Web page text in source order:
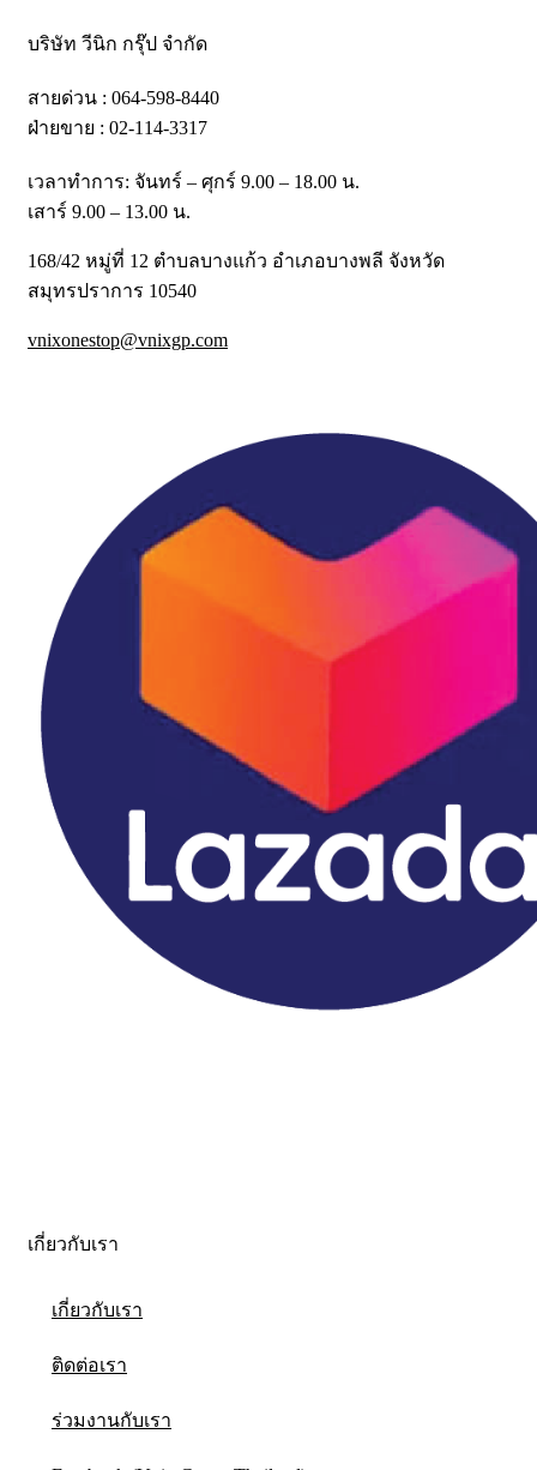
บริษัท วีนิก กรุ๊ป จำกัด
สายด่วน : 064-598-8440
ฝ่ายขาย : 02-114-3317
เวลาทำการ: จันทร์ – ศุกร์ 9.00 – 18.00 น.
เสาร์ 9.00 – 13.00 น.
168/42 หมู่ที่ 12 ตำบลบางแก้ว อำเภอบางพลี จังหวัด
สมุทรปราการ 10540
vnixonestop@vnixgp.com
เกี่ยวกับเรา
เกี่ยวกับเรา
ติดต่อเรา
ร่วมงานกับเรา